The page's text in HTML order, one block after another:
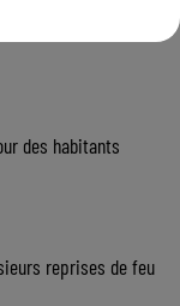
des habitants
reprises de feu